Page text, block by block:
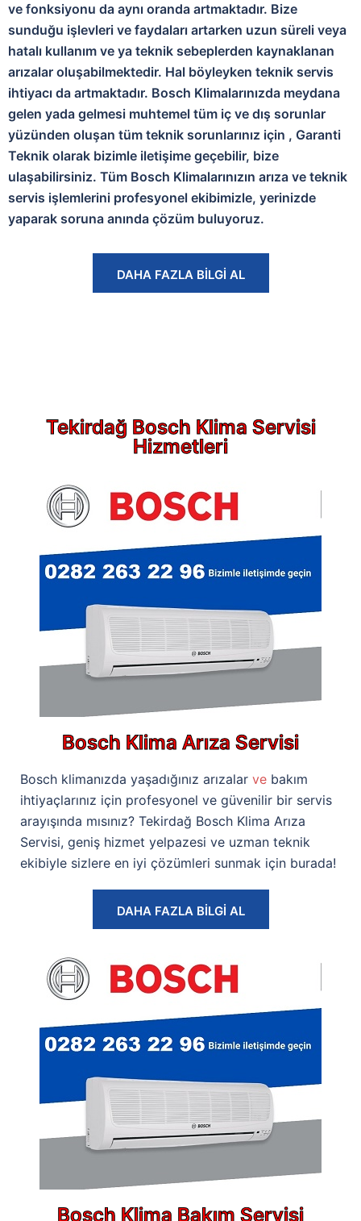
ve fonksiyonu da aynı oranda artmaktadır. Bize
sunduğu işlevleri ve faydaları artarken uzun süreli veya
hatalı kullanım ve ya teknik sebeplerden kaynaklanan
arızalar oluşabilmektedir. Hal böyleyken teknik servis
ihtiyacı da artmaktadır. Bosch Klimalarınızda meydana
gelen yada gelmesi muhtemel tüm iç ve dış sorunlar
yüzünden oluşan tüm teknik sorunlarınız için , Garanti
Teknik olarak bizimle iletişime geçebilir, bize
ulaşabilirsiniz. Tüm Bosch Klimalarınızın arıza ve teknik
servis işlemlerini profesyonel ekibimizle, yerinizde
yaparak soruna anında çözüm buluyoruz.
DAHA FAZLA BİLGİ AL
Tekirdağ Bosch Klima Servisi
Hizmetleri
Bosch Klima Arıza Servisi
Bosch klimanızda yaşadığınız arızalar ve bakım
ihtiyaçlarınız için profesyonel ve güvenilir bir servis
arayışında mısınız? Tekirdağ Bosch Klima Arıza
Servisi, geniş hizmet yelpazesi ve uzman teknik
ekibiyle sizlere en iyi çözümleri sunmak için burada!
DAHA FAZLA BİLGİ AL
Bosch Klima Bakım Servisi